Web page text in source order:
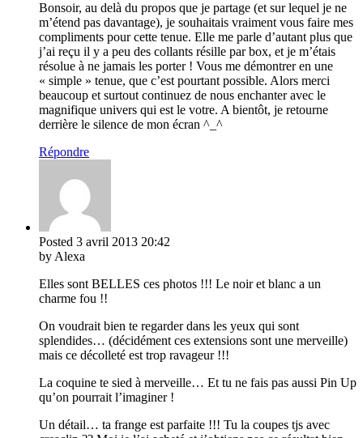
Bonsoir, au delà du propos que je partage (et sur lequel je ne
m’étend pas davantage), je souhaitais vraiment vous faire mes
compliments pour cette tenue. Elle me parle d’autant plus que
j’ai reçu il y a peu des collants résille par box, et je m’étais
résolue à ne jamais les porter ! Vous me démontrer en une
« simple » tenue, que c’est pourtant possible. Alors merci
beaucoup et surtout continuez de nous enchanter avec le
magnifique univers qui est le votre. A bientôt, je retourne
derrière le silence de mon écran ^_^
Répondre
Posted 3 avril 2013 20:42
by Alexa
Elles sont BELLES ces photos !!! Le noir et blanc a un
charme fou !!
On voudrait bien te regarder dans les yeux qui sont
splendides… (décidément ces extensions sont une merveille)
mais ce décolleté est trop ravageur !!!
La coquine te sied à merveille… Et tu ne fais pas aussi Pin Up
qu’on pourrait l’imaginer !
Un détail… ta frange est parfaite !!! Tu la coupes tjs avec